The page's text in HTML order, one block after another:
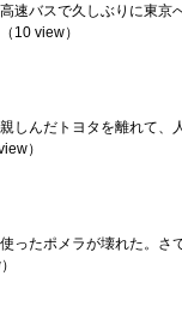
速バスで久しぶりに東京
（10 view）
しんだトヨタを離れて、
）
ったポメラが壊れた。さ